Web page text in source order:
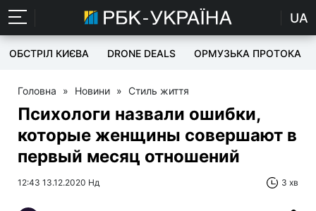
UA
ОБСТРІЛ КИЄВА DRONE DEALS ОРМУЗЬКА ПРОТОКА
Головна » Новини » Стиль життя
Психологи назвали ошибки,
которые женщины совершают в
первый месяц отношений
12:43 13.12.2020 Нд 3 хв